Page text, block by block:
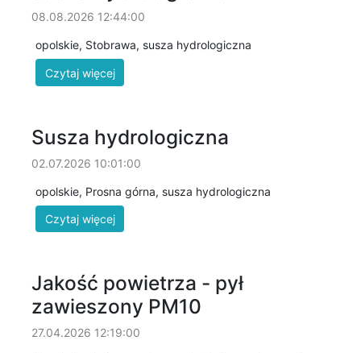
08.08.2026 12:44:00
opolskie, Stobrawa, susza hydrologiczna
Susza hydrologiczna
02.07.2026 10:01:00
opolskie, Prosna górna, susza hydrologiczna
Jakość powietrza - pył
zawieszony PM10
27.04.2026 12:19:00